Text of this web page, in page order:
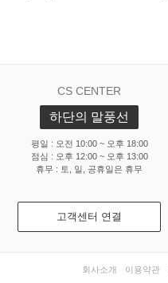
CS CENTER
하단의 말풍선
평일 : 오전 10:00 ~ 오후 18:00
점심 : 오후 12:00 ~ 오후 13:00
휴무 : 토, 일, 공휴일은 휴무
고객센터 연결
회사소개 이용약관